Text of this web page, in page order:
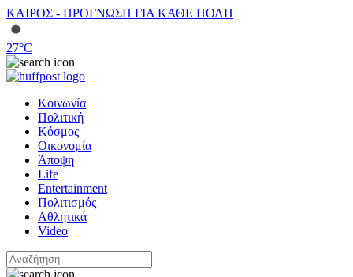
ΚΑΙΡΟΣ - ΠΡΟΓΝΩΣΗ ΓΙΑ ΚΑΘΕ ΠΟΛΗ
27°C
Κοινωνία
Πολιτική
Κόσμος
Οικονομία
Άποψη
Life
Entertainment
Πολιτισμός
Αθλητικά
Video